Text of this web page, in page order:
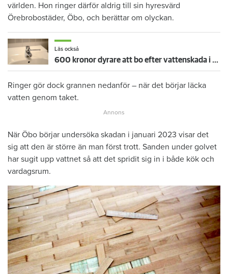
världen. Hon ringer därför aldrig till sin hyresvärd
Örebrobostäder, Öbo, och berättar om olyckan.
Läs också
600 kronor dyrare att bo efter vattenskada i Varberg
Ringer gör dock grannen nedanför – när det börjar läcka
vatten genom taket.
När Öbo börjar undersöka skadan i januari 2023 visar det
sig att den är större än man först trott. Sanden under golvet
har sugit upp vattnet så att det spridit sig in i både kök och
vardagsrum.